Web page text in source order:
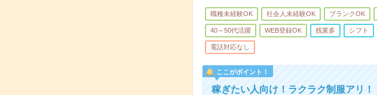
職種未経験OK 社会人未経験OK ブランクOK
40～50代活躍 WEB登録OK 残業多 シフト
電話対応なし
ここがポイント！
稼ぎたい人向け！ラクラク制服アリ！